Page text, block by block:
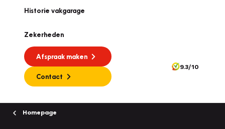
Historie vakgarage
Zekerheden
Afspraak maken
Contact
9.3/10
Homepage